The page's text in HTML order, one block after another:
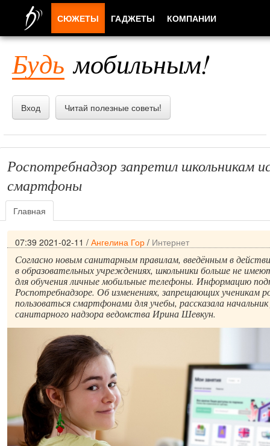
Будь мобильным!
Вход Читай полезные советы!
Роспотребнадзор запретил школьникам
смартфоны
Главная
07:39 2021-02-11 / Ангелина Гор / Интернет
Согласно новым санитарным правилам, введённым в
в образовательных учреждениях, школьники больше не
для обучения личные мобильные телефоны. Информацию
Роспотребнадзоре. Об изменениях, запрещающих ученикам
пользоваться смартфонами для учебы, рассказала начальник
санитарного надзора ведомства Ирина Шевкун.
СЮЖЕТЫ ГАДЖЕТЫ КОМПАНИИ
ПРИЛОЖЕНИЯ